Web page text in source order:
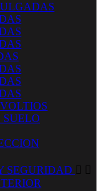
SUELO
SEGURIDAD  